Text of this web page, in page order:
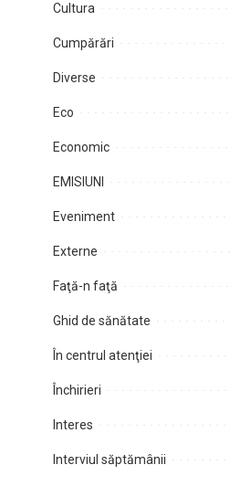
Cultura
Cumpărări
Diverse
Eco
Economic
EMISIUNI
Eveniment
Externe
Faţă-n faţă
Ghid de sănătate
În centrul atenţiei
Închirieri
Interes
Interviul săptămânii